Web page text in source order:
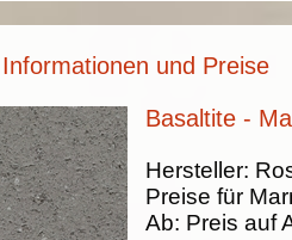
und Preise
Basaltite -
Hersteller:
Preise für
Ab: Preis auf